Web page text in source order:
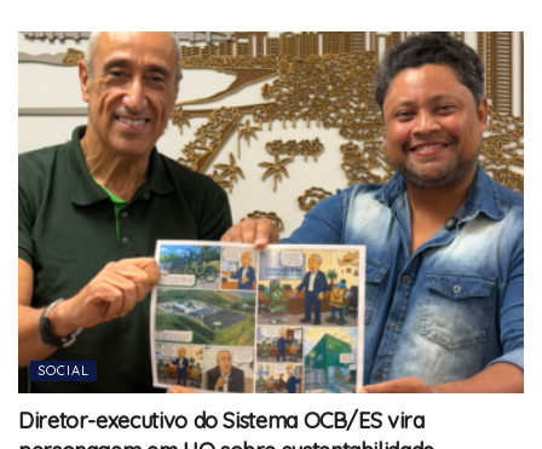
SOCIAL
Diretor-executivo do Sistema OCB/ES vira